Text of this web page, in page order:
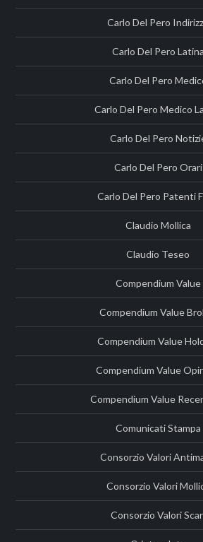
Carlo Del Pero
Carlo Del Pero Latina
Carlo Del Pero
Carlo Del Pero Medico
Carlo Del Pero
Carlo Del Pero Orari
Carlo Del Pero Patenti
Claudio Mollica
Claudio Teseo
Compendium Value
Compendium Value
Compendium Value
Compendium Value
Compendium Value
Comunicati Stampa
Consorzio Valori
Consorzio Valori
Consorzio Valori